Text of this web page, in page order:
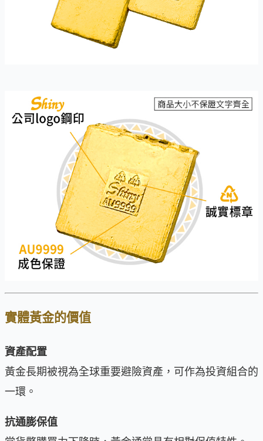
實體黃金的價值
資產配置
黃金長期被視為全球重要避險資產，可作為投資組合的
一環。
抗通膨保值